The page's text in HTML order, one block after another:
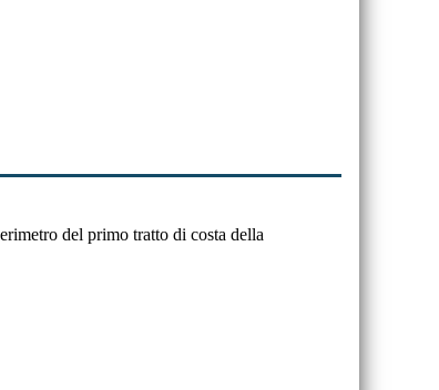
del primo tratto di costa della